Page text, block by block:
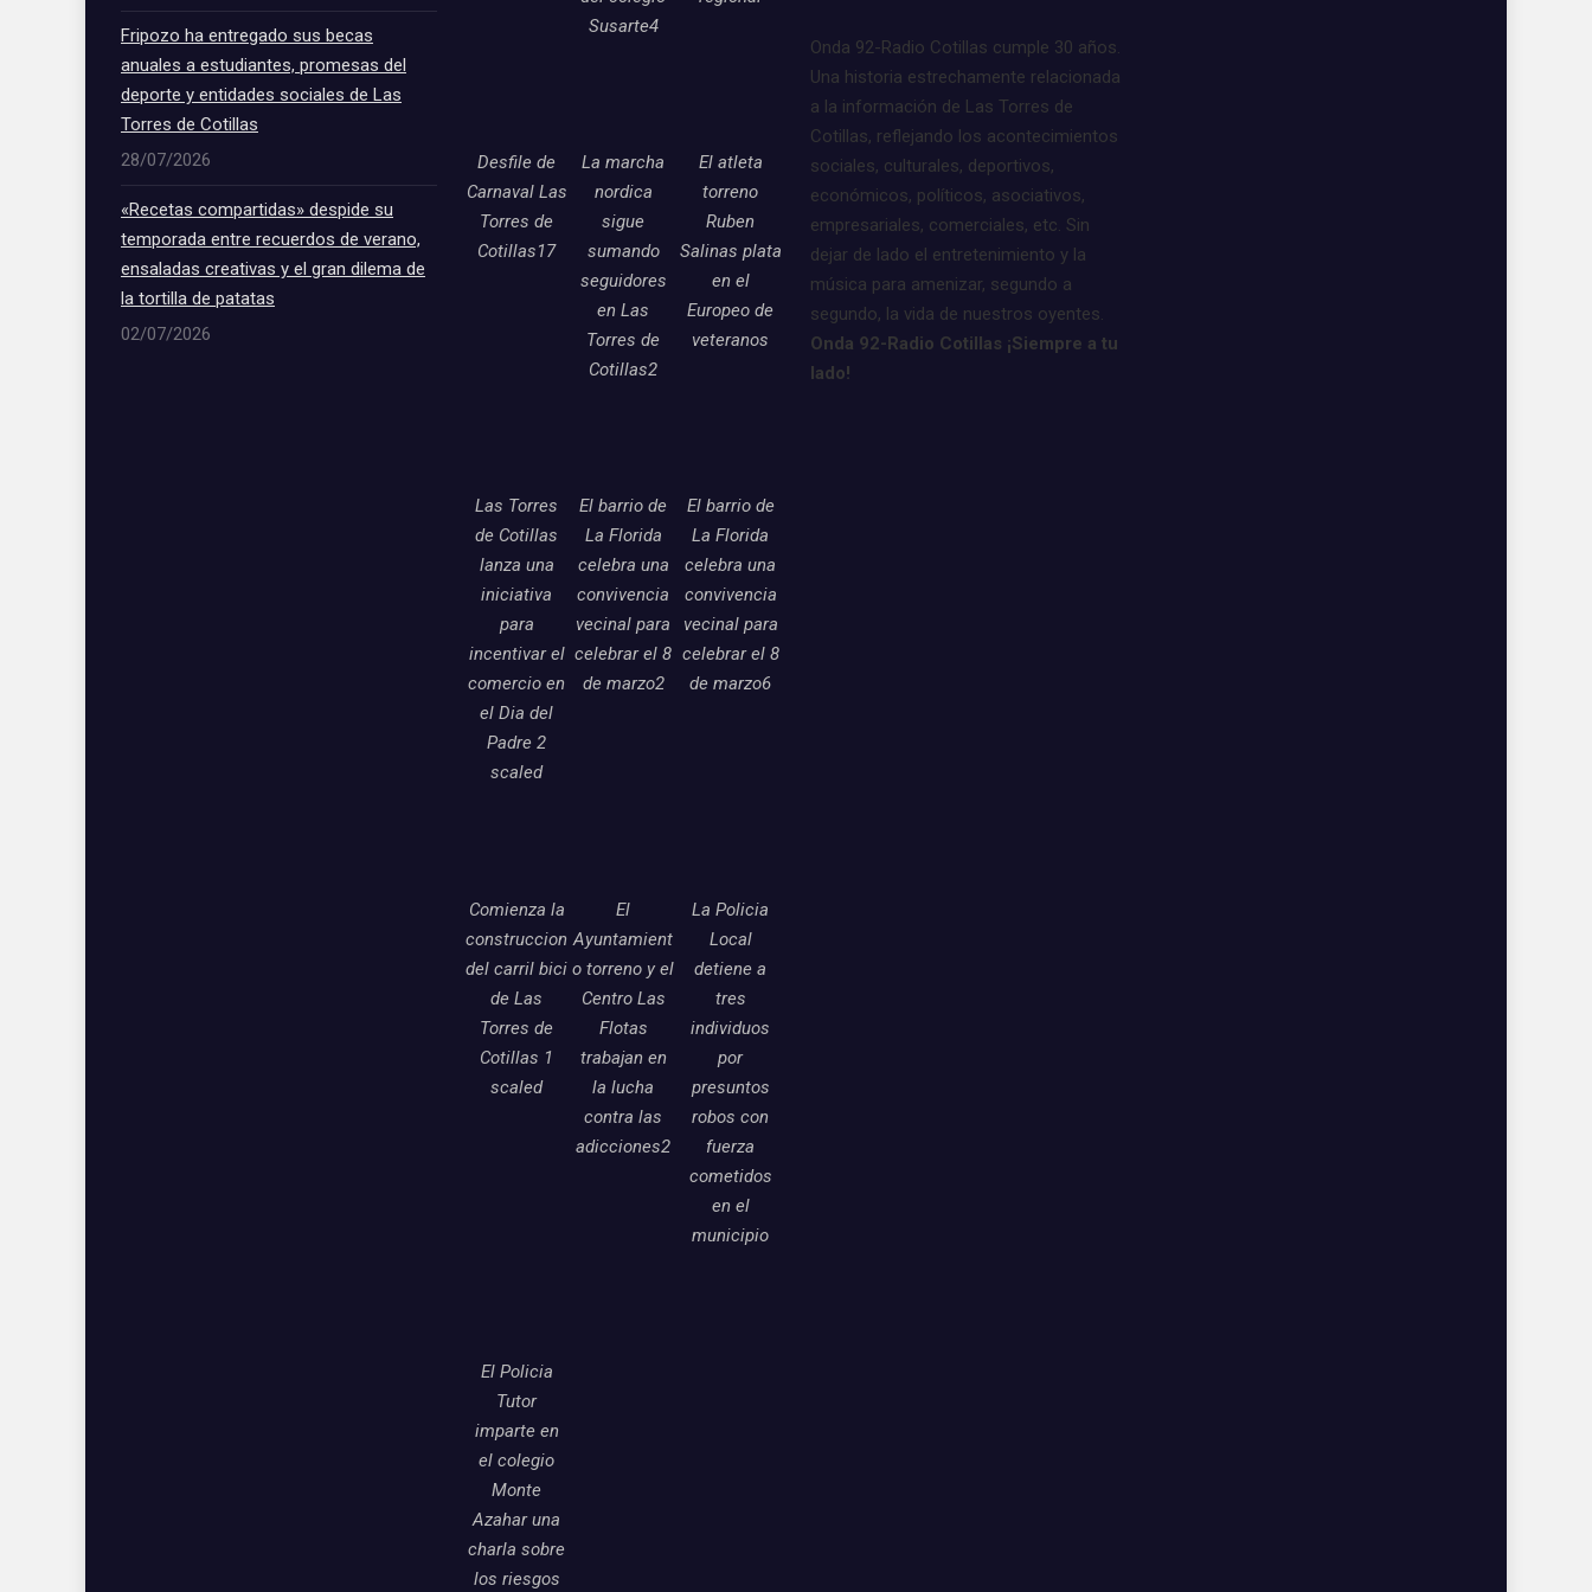
Fripozo ha entregado sus becas
anuales a estudiantes, promesas del
deporte y entidades sociales de Las
Torres de Cotillas
28/07/2026
«Recetas compartidas» despide su
temporada entre recuerdos de verano,
ensaladas creativas y el gran dilema de
la tortilla de patatas
02/07/2026
Susarte4
Desfile de
Carnaval Las
Torres de
Cotillas17
La marcha
nordica
sigue
sumando
seguidores
en Las
Torres de
Cotillas2
El atleta
torreno
Ruben
Salinas plata
en el
Europeo de
veteranos
Las Torres
de Cotillas
lanza una
iniciativa
para
incentivar el
comercio en
el Dia del
Padre 2
scaled
El barrio de
La Florida
celebra una
convivencia
vecinal para
celebrar el 8
de marzo2
El barrio de
La Florida
celebra una
convivencia
vecinal para
celebrar el 8
de marzo6
Comienza la
construccion
del carril bici
de Las
Torres de
Cotillas 1
scaled
El
Ayuntamient
o torreno y el
Centro Las
Flotas
trabajan en
la lucha
contra las
adicciones2
La Policia
Local
detiene a
tres
individuos
por
presuntos
robos con
fuerza
cometidos
en el
municipio
El Policia
Tutor
imparte en
el colegio
Monte
Azahar una
charla sobre
los riesgos
Onda 92-Radio Cotillas cumple 30 años.
Una historia estrechamente relacionada
a la información de Las Torres de
Cotillas, reflejando los acontecimientos
sociales, culturales, deportivos,
económicos, políticos, asociativos,
empresariales, comerciales, etc. Sin
dejar de lado el entretenimiento y la
música para amenizar, segundo a
segundo, la vida de nuestros oyentes.
Onda 92-Radio Cotillas ¡Siempre a tu
lado!